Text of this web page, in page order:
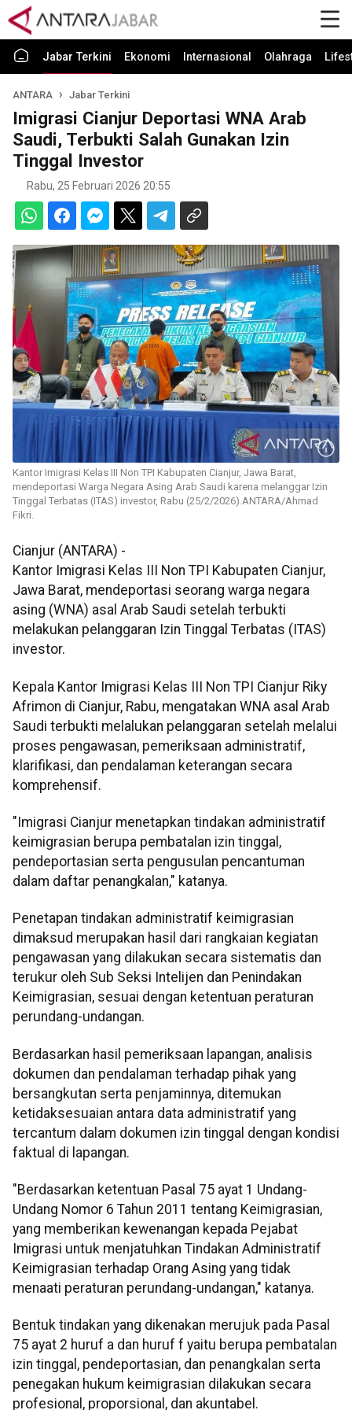
Jabar Terkini Ekonomi Internasional Olahraga
ANTARA Jabar Terkini
Imigrasi Cianjur Deportasi WNA Arab
Saudi, Terbukti Salah Gunakan Izin
Tinggal Investor
Rabu, 25 Februari 2026 20:55
Kantor Imigrasi Kelas III Non TPI Kabupaten Cianjur, Jawa Barat,
mendeportasi Warga Negara Asing Arab Saudi karena melanggar Izin
Tinggal Terbatas (ITAS) investor, Rabu (25/2/2026).ANTARA/Ahmad
Fikri.
Cianjur (ANTARA) -
Kantor Imigrasi Kelas III Non TPI Kabupaten Cianjur,
Jawa Barat, mendeportasi seorang warga negara
asing (WNA) asal Arab Saudi setelah terbukti
melakukan pelanggaran Izin Tinggal Terbatas (ITAS)
investor.
Kepala Kantor Imigrasi Kelas III Non TPI Cianjur Riky
Afrimon di Cianjur, Rabu, mengatakan WNA asal Arab
Saudi terbukti melalukan pelanggaran setelah melalui
proses pengawasan, pemeriksaan administratif,
klarifikasi, dan pendalaman keterangan secara
komprehensif.
"Imigrasi Cianjur menetapkan tindakan administratif
keimigrasian berupa pembatalan izin tinggal,
pendeportasian serta pengusulan pencantuman
dalam daftar penangkalan," katanya.
Penetapan tindakan administratif keimigrasian
dimaksud merupakan hasil dari rangkaian kegiatan
pengawasan yang dilakukan secara sistematis dan
terukur oleh Sub Seksi Intelijen dan Penindakan
Keimigrasian, sesuai dengan ketentuan peraturan
perundang-undangan.
Berdasarkan hasil pemeriksaan lapangan, analisis
dokumen dan pendalaman terhadap pihak yang
bersangkutan serta penjaminnya, ditemukan
ketidaksesuaian antara data administratif yang
tercantum dalam dokumen izin tinggal dengan kondisi
faktual di lapangan.
"Berdasarkan ketentuan Pasal 75 ayat 1 Undang-
Undang Nomor 6 Tahun 2011 tentang Keimigrasian,
yang memberikan kewenangan kepada Pejabat
Imigrasi untuk menjatuhkan Tindakan Administratif
Keimigrasian terhadap Orang Asing yang tidak
menaati peraturan perundang-undangan," katanya.
Bentuk tindakan yang dikenakan merujuk pada Pasal
75 ayat 2 huruf a dan huruf f yaitu berupa pembatalan
izin tinggal, pendeportasian, dan penangkalan serta
penegakan hukum keimigrasian dilakukan secara
profesional, proporsional, dan akuntabel.